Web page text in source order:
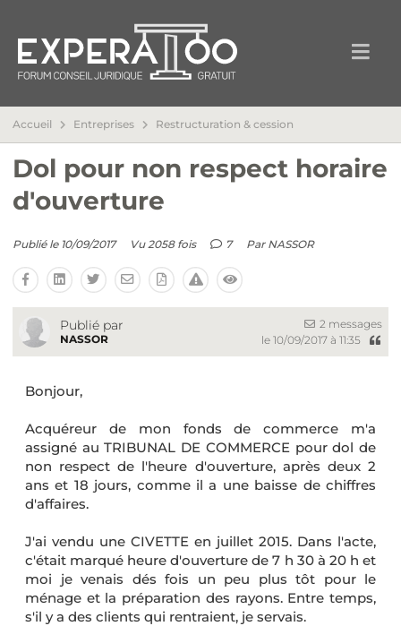
Accueil Entreprises Restructuration & cession
Dol pour non respect horaire
d'ouverture
Publié le 10/09/2017 Vu 2058 fois 7 Par NASSOR
Publié par
NASSOR
2 messages
le 10/09/2017 à 11:35
Bonjour,
Acquéreur de mon fonds de commerce m'a
assigné au TRIBUNAL DE COMMERCE pour dol de
non respect de l'heure d'ouverture, après deux 2
ans et 18 jours, comme il a une baisse de chiffres
d'affaires.
J'ai vendu une CIVETTE en juillet 2015. Dans l'acte,
c'était marqué heure d'ouverture de 7 h 30 à 20 h et
moi je venais dés fois un peu plus tôt pour le
ménage et la préparation des rayons. Entre temps,
s'il y a des clients qui rentraient, je servais.